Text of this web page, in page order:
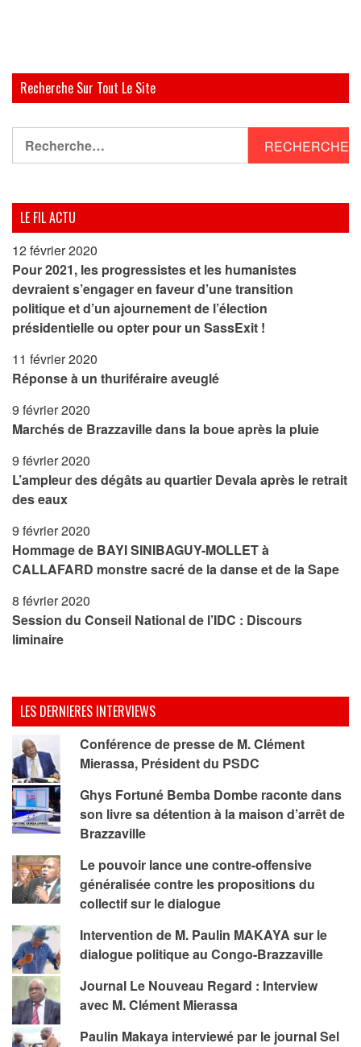
Recherche Sur Tout Le Site
LE FIL ACTU
12 février 2020
Pour 2021, les progressistes et les humanistes
devraient s’engager en faveur d’une transition
politique et d’un ajournement de l’élection
présidentielle ou opter pour un SassExit !
11 février 2020
Réponse à un thuriféraire aveuglé
9 février 2020
Marchés de Brazzaville dans la boue après la pluie
9 février 2020
L’ampleur des dégâts au quartier Devala après le retrait
des eaux
9 février 2020
Hommage de BAYI SINIBAGUY-MOLLET à
CALLAFARD monstre sacré de la danse et de la Sape
8 février 2020
Session du Conseil National de l’IDC : Discours
liminaire
LES DERNIERES INTERVIEWS
Conférence de presse de M. Clément
Mierassa, Président du PSDC
Ghys Fortuné Bemba Dombe raconte dans
son livre sa détention à la maison d’arrêt de
Brazzaville
Le pouvoir lance une contre-offensive
généralisée contre les propositions du
collectif sur le dialogue
Intervention de M. Paulin MAKAYA sur le
dialogue politique au Congo-Brazzaville
Journal Le Nouveau Regard : Interview
avec M. Clément Mierassa
Paulin Makaya interviewé par le journal Sel